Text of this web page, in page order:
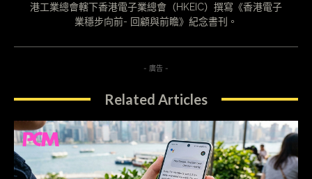
港工業總會轄下香港電子業總會（HKEIC）撰寫《香港電子
業穩步向前- 回顧與前瞻》紀念書刊。
- 廣告 -
Related Articles